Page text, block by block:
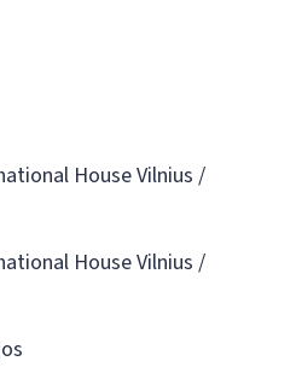
House Vilnius /
House Vilnius /